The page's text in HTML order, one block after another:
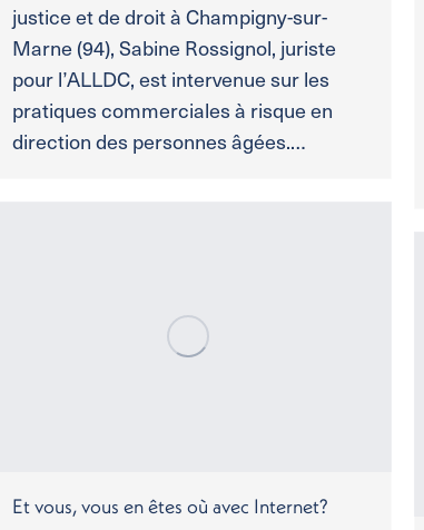
justice et de droit à Champigny-sur-
Marne (94), Sabine Rossignol, juriste
pour l’ALLDC, est intervenue sur les
pratiques commerciales à risque en
direction des personnes âgées.…
Et vous, vous en êtes où avec Internet?